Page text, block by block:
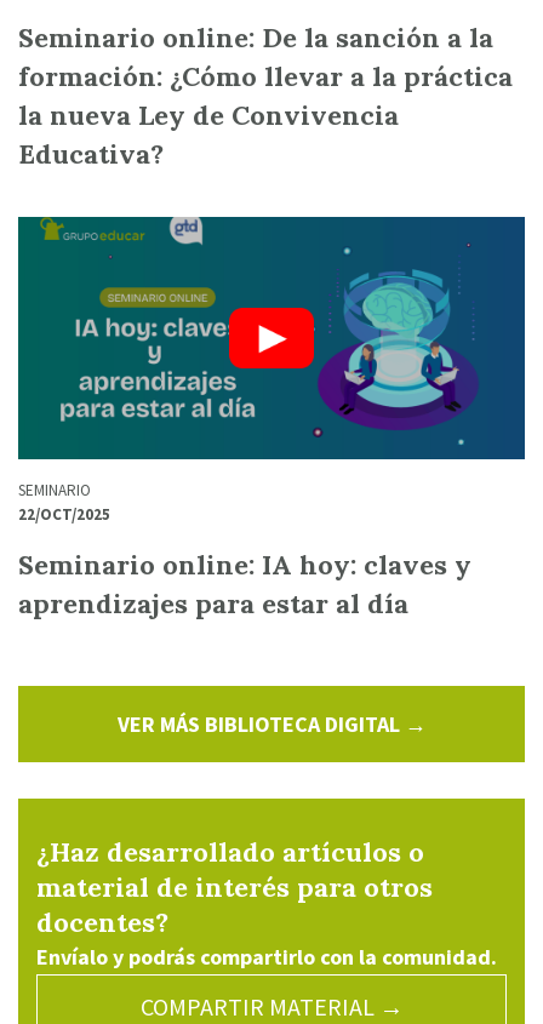
Seminario online: De la sanción a la
formación: ¿Cómo llevar a la práctica
la nueva Ley de Convivencia
Educativa?
SEMINARIO
22/OCT/2025
Seminario online: IA hoy: claves y
aprendizajes para estar al día
VER MÁS BIBLIOTECA DIGITAL →
¿Haz desarrollado artículos o
material de interés para otros
docentes?
Envíalo y podrás compartirlo con la comunidad.
COMPARTIR MATERIAL →